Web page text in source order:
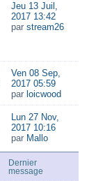
Jeu 13 Juil,
2017 13:42
par stream26
Ven 08 Sep,
2017 05:59
par loicwood
Lun 27 Nov,
2017 10:16
par Mallo
Dernier
message